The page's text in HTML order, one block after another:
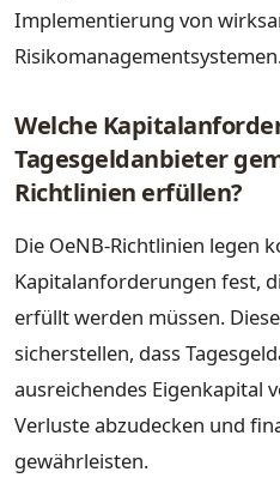
Implementierung von
Welche
Tagesgeldanbieter
Richtlinien erfüllen?
Die OeNB-Richtlinien legen
Kapitalanforderungen fest,
erfüllt werden müssen.
sicherstellen, dass
ausreichendes Eigenkapital
Verluste abzudecken und
gewährleisten.